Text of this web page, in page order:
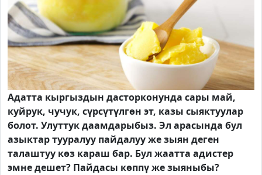
Адатта кыргыздын дасторконунда сары май,
куйрук, чучук, сүрсүтүлгөн эт, казы сыяктуулар
болот. Улуттук даамдарыбыз. Эл арасында бул
азыктар тууралуу пайдалуу же зыян деген
талаштуу көз караш бар. Бул жаатта адистер
эмне дешет? Пайдасы көппү же зыяныбы?